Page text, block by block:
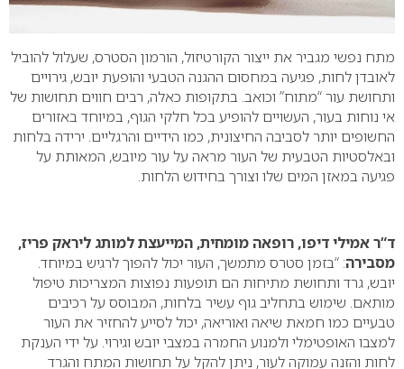
מתח נפשי מגביר את ייצור הקורטיזול, הורמון הסטרס, שעלול להוביל
לאובדן לחות, פגיעה במחסום ההגנה הטבעי והופעת יובש, גירויים
ותחושת עור “מתוח” וכואב. בתקופות כאלה, רבים חווים תחושות של
אי נוחות בעור, העשויים להופיע בכל חלקי הגוף, במיוחד באזורים
החשופים יותר לסביבה החיצונית, כמו הידיים והרגליים. ירידה בלחות
ובאלסטיות הטבעית של העור מראה על עור מיובש, המאותת על
פגיעה במאזן המים שלו וצורך בחידוש הלחות.
ד“ר אמילי דיפו, רופאה מומחית, המייעצת למותג ליראק פריז,
מסבירה: “בזמן סטרס מתמשך, העור יכול להפוך לרגיש במיוחד.
יובש, גרד ותחושת מתיחות הם תופעות נפוצות המצריכות טיפול
מותאם. שימוש בתחליב גוף עשיר בלחות, המבוסס על רכיבים
טבעיים כמו חמאת שיאה ואוריאה, יכול לסייע להחזיר את העור
למצבו האופטימלי ולמנוע החמרה במצבי יובש וגירוי. על ידי הענקת
לחות והזנה עמוקה לעור, ניתן להקל על תחושות המתח והגרד